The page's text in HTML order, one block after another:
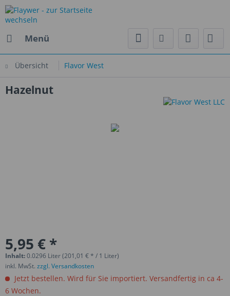
Menü
Übersicht Flavor West
Hazelnut
5,95 € *
Inhalt:0.0296 Liter (201,01 € * / 1 Liter)
inkl. MwSt. zzgl. Versandkosten
Jetzt bestellen. Wird für Sie importiert. Versandfertig in ca 4-
6 Wochen.